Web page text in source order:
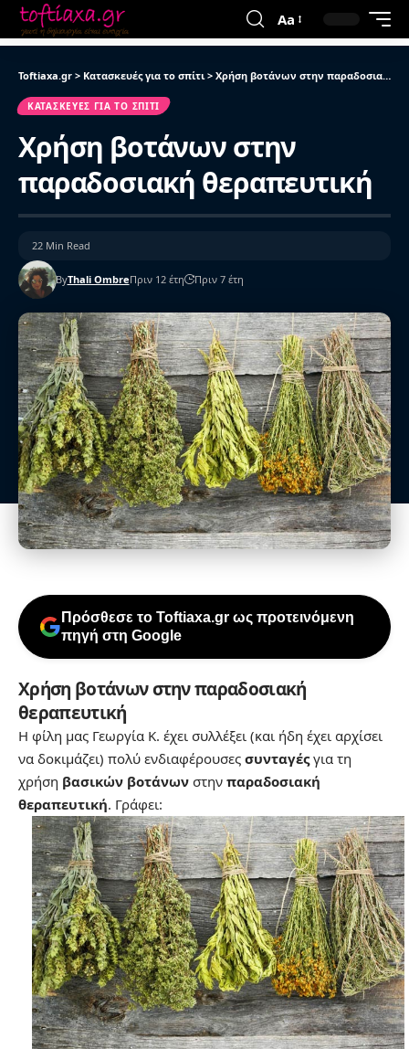
Aa
Toftiaxa.gr > Κατασκευές για το σπίτι> Χρήση βοτάνων στην παραδοσιακή θεραπευτική
ΚΑΤΑΣΚΕΥΈΣ ΓΙΑ ΤΟ ΣΠΊΤΙ
Χρήση βοτάνων στην
παραδοσιακή θεραπευτική
ByThali OmbreΠριν 12 έτη Πριν 7 έτη
22 Min Read
Πρόσθεσε το Toftiaxa.gr ως προτεινόμενη
πηγή στη Google
Xρήση βοτάνων στην παραδοσιακή
θεραπευτική
Η φίλη μας Γεωργία Κ. έχει συλλέξει (και ήδη έχει αρχίσει
να δοκιμάζει) πολύ ενδιαφέρουσες συνταγέςγια τη
χρήση βασικών βοτάνων στην παραδοσιακή
θεραπευτική. Γράφει: